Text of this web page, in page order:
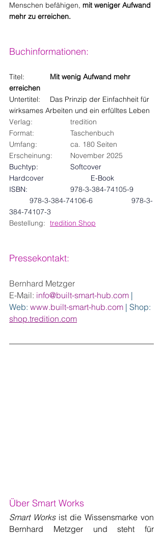
Menschen befähigen, mit weniger Aufwand
mehr zu erreichen.
Buchinformationen:
Mit wenig Aufwand mehr
erreichen
Untertitel: 	Das Prinzip der Einfachheit für
wirksames Arbeiten und ein erfülltes Leben
Verlag: 		tredition
Format: 		Taschenbuch
Umfang: 		ca. 180 Seiten
Erscheinung: 	November 2025
Buchtyp: 		Softcover
Hardcover 		    	E-Book
978-3-384-74105-9
978-3-384-74106-6
978-3-
384-74107-3
tredition Shop
Pressekontakt:
Bernhard Metzger
E-Mail: info@built-smart-hub.com |
Web: www.built-smart-hub.com | Shop:
shop.tredition.com
Über Smart Works
Smart Works ist die Wissensmarke von
Bernhard Metzger und steht für